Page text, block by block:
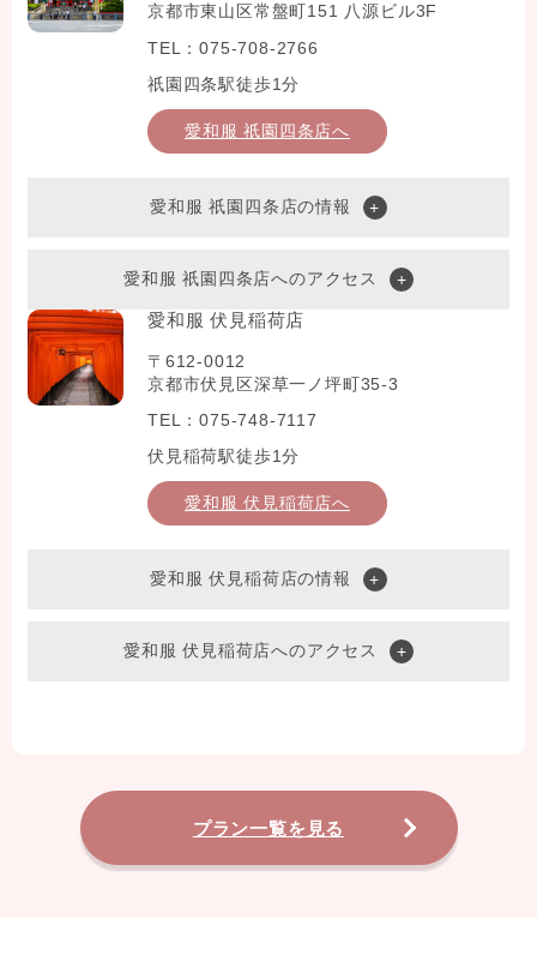
京都市東山区常盤町151 八源ビル3F
TEL：075-708-2766
祇園四条駅徒歩1分
愛和服 祇園四条店へ
愛和服 祇園四条店の情報
愛和服 祇園四条店へのアクセス
愛和服 伏見稲荷店
〒612-0012
京都市伏見区深草一ノ坪町35-3
TEL：075-748-7117
伏見稲荷駅徒歩1分
愛和服 伏見稲荷店へ
愛和服 伏見稲荷店の情報
愛和服 伏見稲荷店へのアクセス
プラン一覧を見る